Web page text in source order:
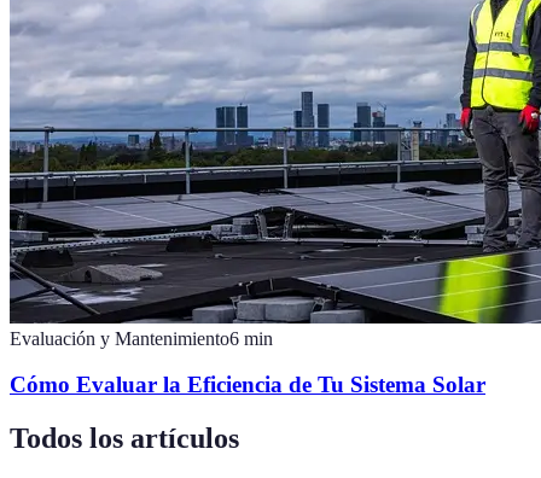
Evaluación y Mantenimiento6 min
Cómo Evaluar la Eficiencia de Tu Sistema Solar
Todos los artículos